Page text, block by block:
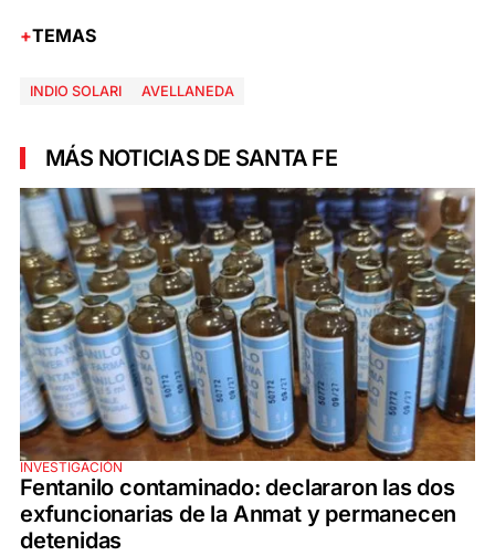
TEMAS
INDIO SOLARI AVELLANEDA
MÁS NOTICIAS DE SANTA FE
INVESTIGACIÓN
Fentanilo contaminado: declararon las dos
exfuncionarias de la Anmat y permanecen
detenidas